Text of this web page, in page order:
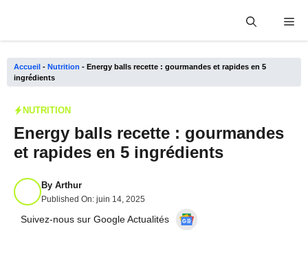
Accueil - Nutrition - Energy balls recette : gourmandes et rapides en 5
ingrédients
NUTRITION
Energy balls recette : gourmandes
et rapides en 5 ingrédients
By Arthur
Published On: juin 14, 2025
Suivez-nous sur Google Actualités